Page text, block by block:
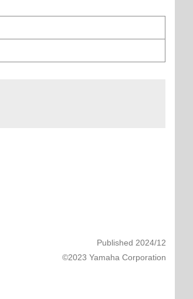
Published 2024/12
©2023 Yamaha Corporation